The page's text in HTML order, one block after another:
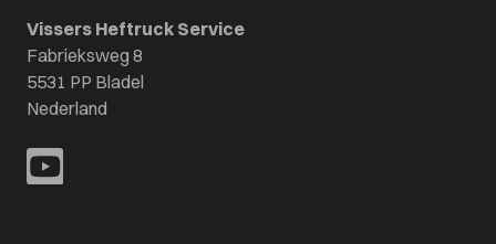
Vissers Heftruck Service
Fabrieksweg 8
5531 PP Bladel
Nederland